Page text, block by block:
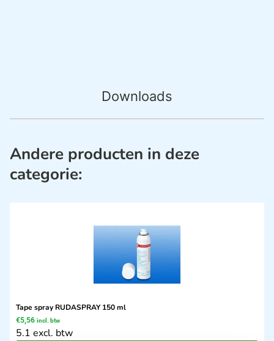
Downloads
Andere producten in deze
categorie:
Tape spray RUDASPRAY 150 ml
€5,56 incl. btw
5.1 excl. btw